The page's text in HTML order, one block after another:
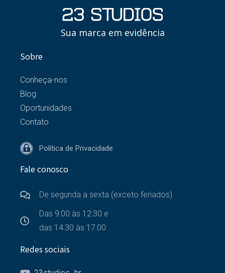
Sua marca em evidência
Sobre
Conheça-nos
Blog
Oportunidades
Contato
Política de Privacidade
Fale conosco
De segunda a sexta (exceto feriados)
Das 9:00 às 12:30 e
das 14:30 às 17:00
Redes sociais